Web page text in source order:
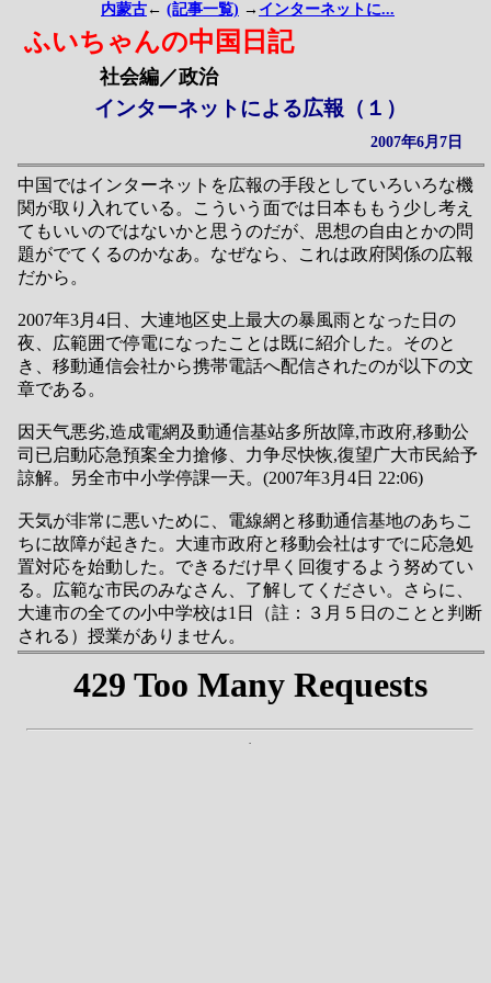
内蒙古 ← (記事一覧) → インターネットに...
ふいちゃんの中国日記
社会編／政治
インターネットによる広報（１）
2007年6月7日
中国ではインターネットを広報の手段としていろいろな機
関が取り入れている。こういう面では日本ももう少し考え
てもいいのではないかと思うのだが、思想の自由とかの問
題がでてくるのかなあ。なぜなら、これは政府関係の広報
だから。
2007年3月4日、大連地区史上最大の暴風雨となった日の
夜、広範囲で停電になったことは既に紹介した。そのと
き、移動通信会社から携帯電話へ配信されたのが以下の文
章である。
因天气悪劣,造成電網及動通信基站多所故障,市政府,移動公
司已启動応急預案全力搶修、力争尽快恢,復望广大市民給予
諒解。另全市中小学停課一天。(2007年3月4日 22:06)
天気が非常に悪いために、電線網と移動通信基地のあちこ
ちに故障が起きた。大連市政府と移動会社はすでに応急処
置対応を始動した。できるだけ早く回復するよう努めてい
る。広範な市民のみなさん、了解してください。さらに、
大連市の全ての小中学校は1日（註：３月５日のことと判断
される）授業がありません。